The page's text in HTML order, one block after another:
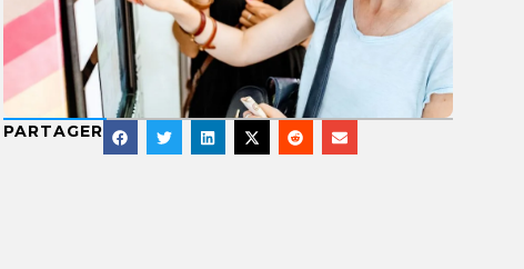
PARTAGER